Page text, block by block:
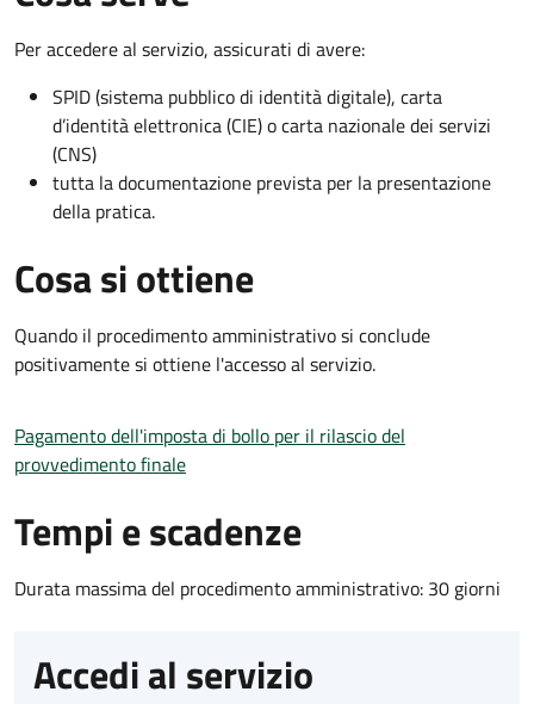
Per accedere al servizio, assicurati di avere:
SPID (sistema pubblico di identità digitale), carta
d’identità elettronica (CIE) o carta nazionale dei servizi
(CNS)
tutta la documentazione prevista per la presentazione
della pratica.
Cosa si ottiene
Quando il procedimento amministrativo si conclude
positivamente si ottiene l'accesso al servizio.
Pagamento dell'imposta di bollo per il rilascio del
provvedimento finale
Tempi e scadenze
Durata massima del procedimento amministrativo: 30 giorni
Accedi al servizio